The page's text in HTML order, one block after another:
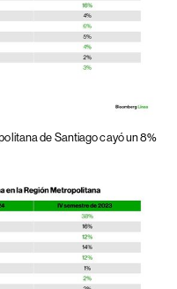
de Santiago cayó un 8%